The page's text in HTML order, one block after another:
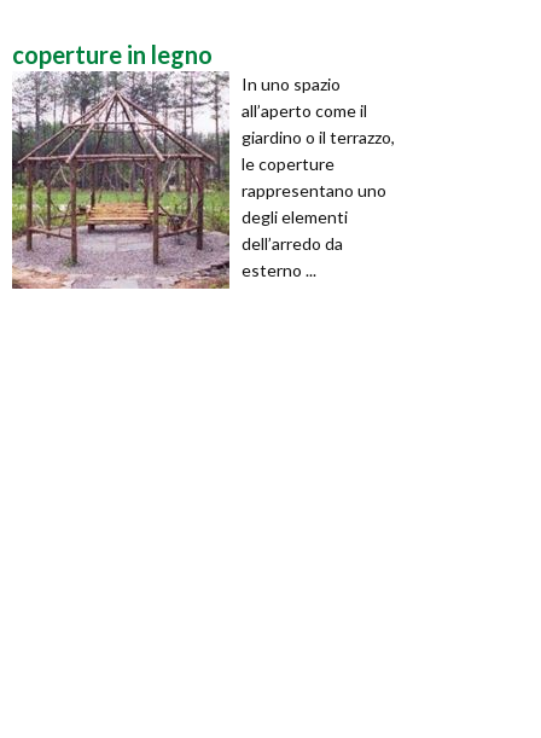
coperture in legno
In uno spazio
all’aperto come il
giardino o il terrazzo,
le coperture
rappresentano uno
degli elementi
dell’arredo da
esterno ...